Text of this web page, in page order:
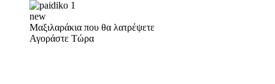
new
Μαξιλαράκια που θα λατρέψετε
Αγοράστε Τώρα